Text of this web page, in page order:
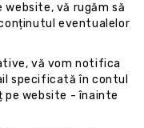
vă rugăm să
eventualelor
vă vom notifica
specificată în contul
pe website - înainte